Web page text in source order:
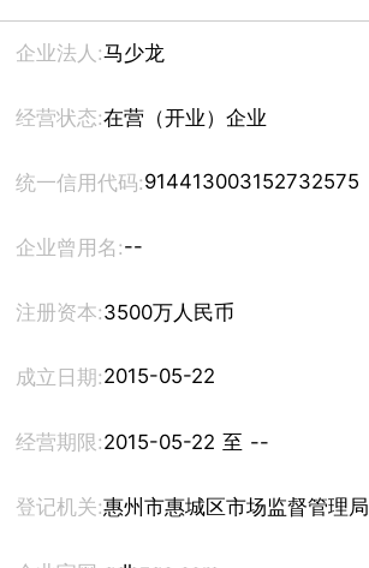
企业法人:马少龙
经营状态:在营（开业）企业
统一信用代码:914413003152732575
企业曾用名:--
注册资本:3500万人民币
成立日期:2015-05-22
经营期限: 2015-05-22 至 --
登记机关:惠州市惠城区市场监督管理局